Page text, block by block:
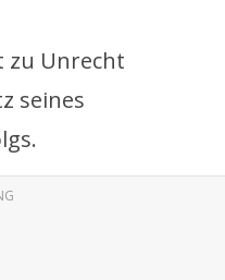
zu Unrecht
seines